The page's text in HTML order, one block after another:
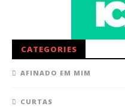
CATEGORIES
AFINADO EM MIM
CURTAS